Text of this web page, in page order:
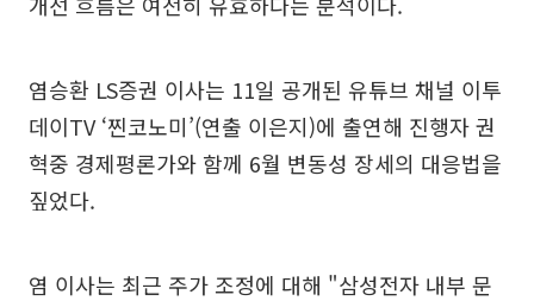
염승환 LS증권 이사는 11일 공개된 유튜브 채널 이투
데이TV ‘찐코노미’(연출 이은지)에 출연해 진행자 권
혁중 경제평론가와 함께 6월 변동성 장세의 대응법을
짚었다.
염 이사는 최근 주가 조정에 대해 "삼성전자 내부 문